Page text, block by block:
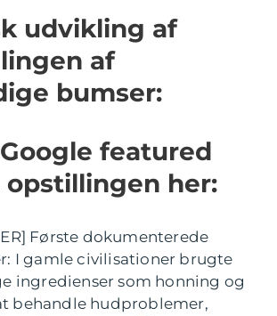
udvikling af
af
bumser:
featured
her:
Første dokumenterede
I gamle civilisationer brugte
ingredienser som honning og
behandle hudproblemer,